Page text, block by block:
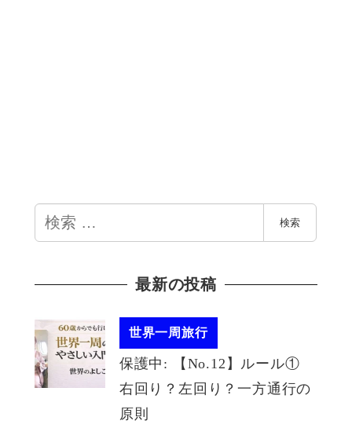
検
索
検索
最新の投稿
世界一周旅行
保護中: 【No.12】ルール①
右回り？左回り？一方通行の
原則